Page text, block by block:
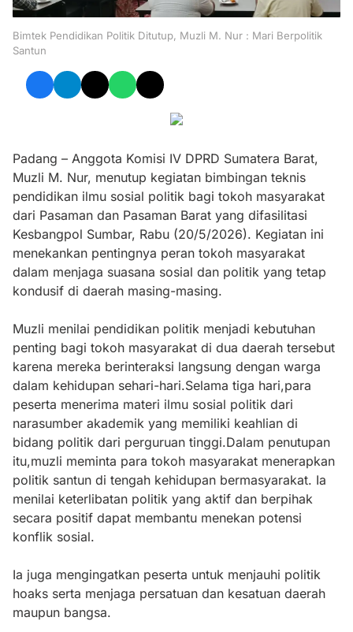
Bimtek Pendidikan Politik Ditutup, Muzli M. Nur : Mari Berpolitik
Santun
Padang – Anggota Komisi IV DPRD Sumatera Barat,
Muzli M. Nur, menutup kegiatan bimbingan teknis
pendidikan ilmu sosial politik bagi tokoh masyarakat
dari Pasaman dan Pasaman Barat yang difasilitasi
Kesbangpol Sumbar, Rabu (20/5/2026). Kegiatan ini
menekankan pentingnya peran tokoh masyarakat
dalam menjaga suasana sosial dan politik yang tetap
kondusif di daerah masing-masing.
Muzli menilai pendidikan politik menjadi kebutuhan
penting bagi tokoh masyarakat di dua daerah tersebut
karena mereka berinteraksi langsung dengan warga
dalam kehidupan sehari-hari.Selama tiga hari,para
peserta menerima materi ilmu sosial politik dari
narasumber akademik yang memiliki keahlian di
bidang politik dari perguruan tinggi.Dalam penutupan
itu,muzli meminta para tokoh masyarakat menerapkan
politik santun di tengah kehidupan bermasyarakat. Ia
menilai keterlibatan politik yang aktif dan berpihak
secara positif dapat membantu menekan potensi
konflik sosial.
Ia juga mengingatkan peserta untuk menjauhi politik
hoaks serta menjaga persatuan dan kesatuan daerah
maupun bangsa.